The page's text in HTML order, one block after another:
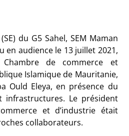
du G5 Sahel, SEM Maman
en audience le 13 juillet 2021,
de commerce et
Islamique de Mauritanie,
Ould Eleya, en présence du
infrastructures. Le président
et d’industrie était
collaborateurs.